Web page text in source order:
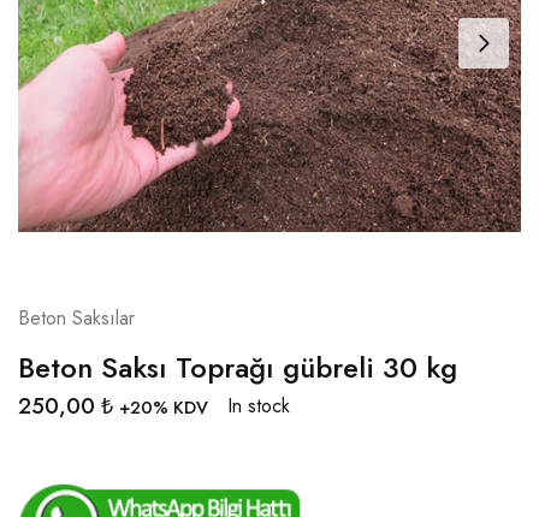
Beton Saksılar
Beton Saksı Toprağı gübreli 30 kg
250,00 ₺ +20% KDV In stock